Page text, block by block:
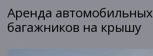
Аренда автомобильных
багажников на крышу